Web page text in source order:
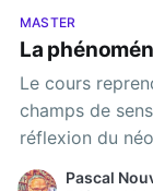
MASTER
La
Le cours
champs de
réflexion du
s'attachant à
Pascal